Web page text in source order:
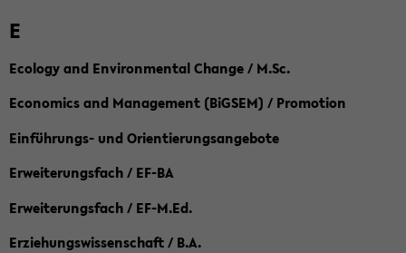
E
Ecology and Environmental Change / M.Sc.
Economics and Management (BiGSEM) / Promotion
Einführungs- und Orientierungsangebote
Erweiterungsfach / EF-BA
Erweiterungsfach / EF-M.Ed.
Erziehungswissenschaft / B.A.